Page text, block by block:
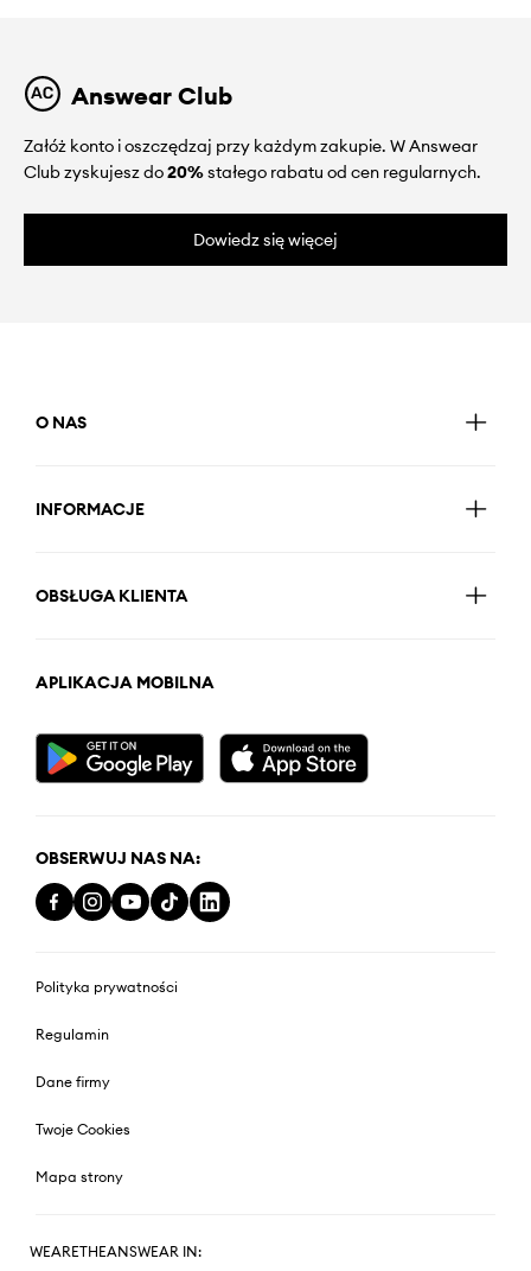
Answear Club
Załóż konto i oszczędzaj przy każdym zakupie. W Answear
Club zyskujesz do20%stałego rabatu od cen regularnych.
Dowiedz się więcej
O NAS
INFORMACJE
OBSŁUGA KLIENTA
APLIKACJA MOBILNA
OBSERWUJ NAS NA:
Polityka prywatności
Regulamin
Dane firmy
Twoje Cookies
Mapa strony
WEARETHEANSWEAR IN: